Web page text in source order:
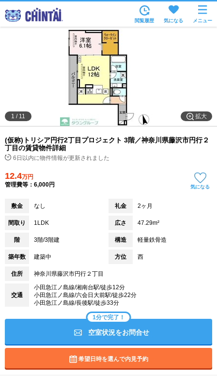
沿線・駅から
家賃相場から
通勤通学時間から
物件特集から
不動産会社から
TOP
閲覧履歴 気になる メニュー
拡大
1 / 11
(仮称)トリシア円行2丁目プロジェクト 3階／神奈川県藤沢市円行２
丁目の賃貸物件詳細
6日以内に物件情報が更新されました
12.4万円
管理費等：6,000円
気になる
敷金 なし 礼金 2ヶ月
間取り 1LDK 広さ 47.29m²
階 3階/3階建 構造 軽量鉄骨造
築年数 建築中 方位 西
住所 神奈川県藤沢市円行２丁目
交通
小田急江ノ島線/湘南台駅/徒歩12分
小田急江ノ島線/六会日大前駅/徒歩22分
小田急江ノ島線/長後駅/徒歩33分
1分で完了！
空室状況をお問合せ
希望日時を選んで内見予約